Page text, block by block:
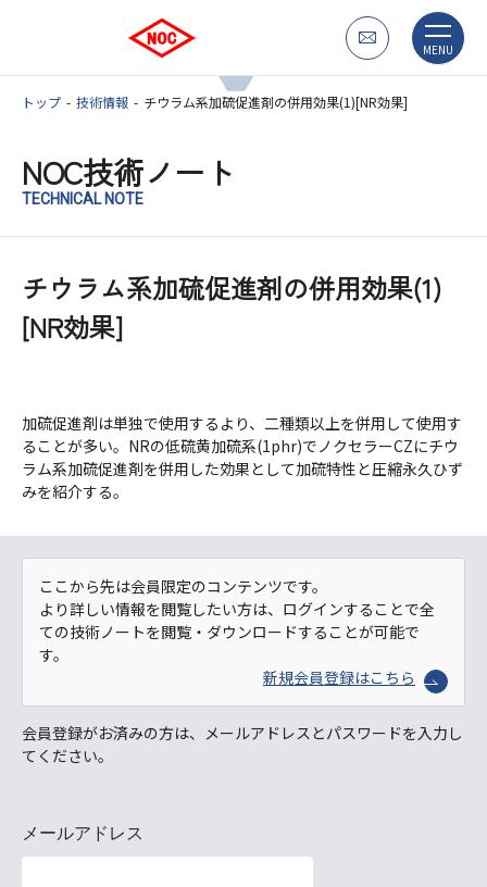
MENU
トップ 技術情報 チウラム系加硫促進剤の併用効果(1)[NR効果]
NOC技術ノート
TECHNICAL NOTE
チウラム系加硫促進剤の併用効果(1)
[NR効果]
加硫促進剤は単独で使用するより、二種類以上を併用して使用す
ることが多い。NRの低硫黄加硫系(1phr)でノクセラーCZにチウ
ラム系加硫促進剤を併用した効果として加硫特性と圧縮永久ひず
みを紹介する。
ここから先は会員限定のコンテンツです。
より詳しい情報を閲覧したい方は、ログインすることで全
ての技術ノートを閲覧・ダウンロードすることが可能で
す。
新規会員登録はこちら
会員登録がお済みの方は、メールアドレスとパスワードを入力し
てください。
メールアドレス